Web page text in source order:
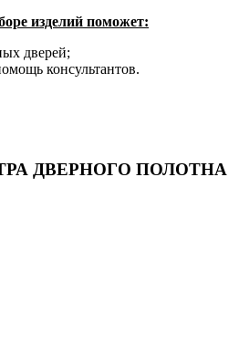
изделий поможет:
дверей;
консультантов.
ДВЕРНОГО ПОЛОТНА